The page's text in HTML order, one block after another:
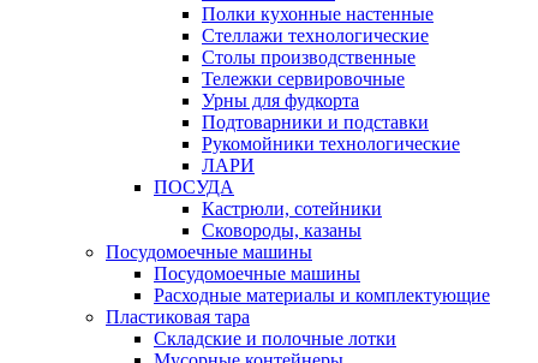
Полки кухонные настенные
Стеллажи технологические
Столы производственные
Тележки сервировочные
Урны для фудкорта
Подтоварники и подставки
Рукомойники технологические
ЛАРИ
ПОСУДА
Кастрюли, сотейники
Сковороды, казаны
Посудомоечные машины
Посудомоечные машины
Расходные материалы и комплектующие
Пластиковая тара
Складские и полочные лотки